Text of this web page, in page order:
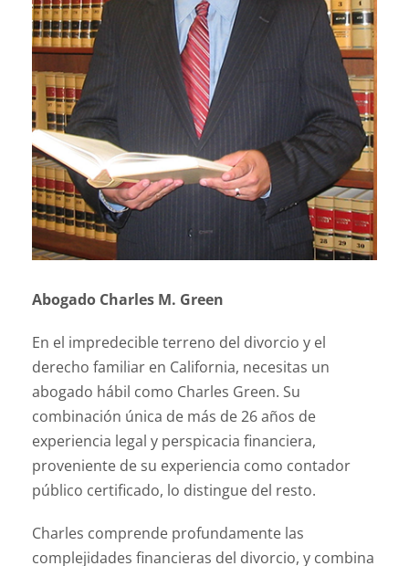
Abogado Charles M. Green
En el impredecible terreno del divorcio y el
derecho familiar en California, necesitas un
abogado hábil como Charles Green. Su
combinación única de más de 26 años de
experiencia legal y perspicacia financiera,
proveniente de su experiencia como contador
público certificado, lo distingue del resto.
Charles comprende profundamente las
complejidades financieras del divorcio, y combina